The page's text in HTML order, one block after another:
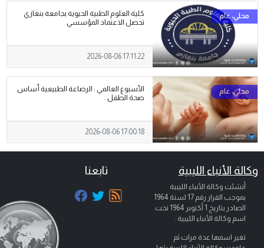
كلية العلوم الطبية الحيوية بجامعة بنغازي
تحصل الاعتماد المؤسسي
2026-08-06 17:11:22
الأسبوع العالمي : الرضاعة الطبيعية أساس
صحة الطفل .
2026-08-06 17:00:18
وكالة الأنباء الليبية
أنشئت وكالة الأنباء الليبية
بموجب القرار رقم 17 لسنة 1964
الصادر بتاريخ 1 أكتوبر 1964
تحت
اسم وكالة الأنباء الليبية .
تغير اسمها عدة مرات ثم
تابعنا